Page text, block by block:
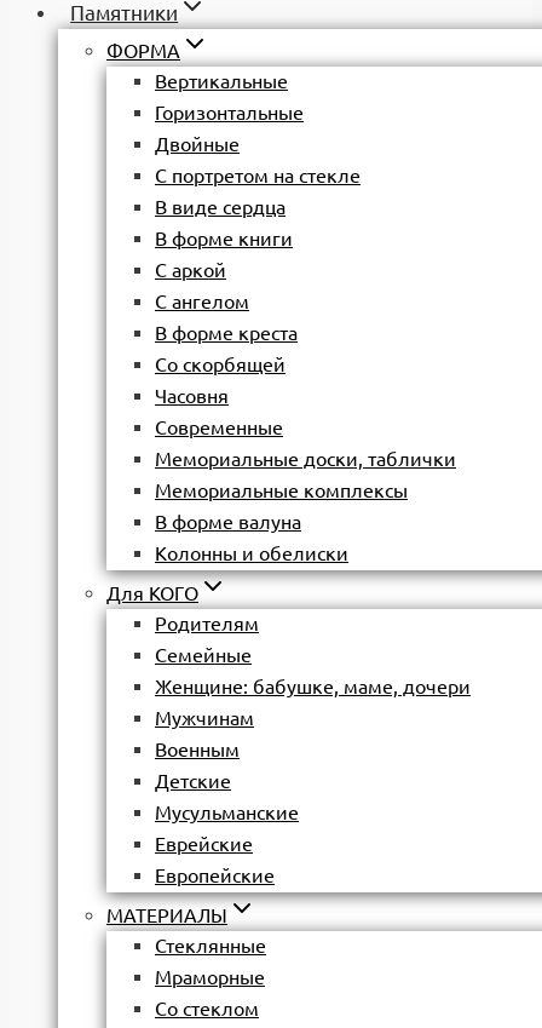
Памятники
ФОРМА
Вертикальные
Горизонтальные
Двойные
С портретом на стекле
В виде сердца
В форме книги
С аркой
С ангелом
В форме креста
Со скорбящей
Часовня
Современные
Мемориальные доски, таблички
Мемориальные комплексы
В форме валуна
Колонны и обелиски
Для КОГО
Родителям
Семейные
Женщине: бабушке, маме, дочери
Мужчинам
Военным
Детские
Мусульманские
Еврейские
Европейские
МАТЕРИАЛЫ
Стеклянные
Мраморные
Со стеклом